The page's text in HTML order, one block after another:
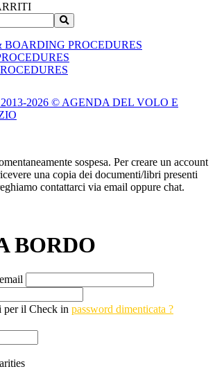
PROCEDURES
2013-2026 © AGENDA DEL VOLO E
sospesa. Per creare un account
una copia dei documenti/libri presenti
contattarci via email oppure chat.
BORDO
per il Check in password dimenticata ?